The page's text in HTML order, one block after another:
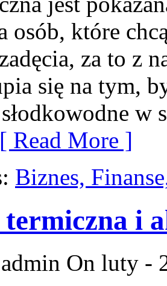
osób, które
za to z
się na tym,
w
[ Read More ]
Biznes,
i
On luty -